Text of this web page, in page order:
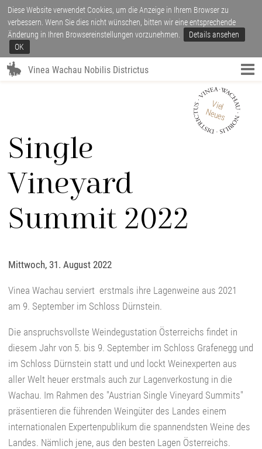
Diese Website verwendet Cookies, um die Anzeige in Ihrem Browser zu
verbessern. Wenn Sie dies nicht wünschen, bitten wir eine entsprechende
Änderung in Ihren Browsereinstellungen vorzunehmen.
Details ansehen
OK
Vinea Wachau Nobilis Districtus
Viel
Neues
Single
Vineyard
Summit 2022
Mittwoch, 31. August 2022
Vinea Wachau serviert erstmals ihre Lagenweine aus 2021
am 9. September im Schloss Dürnstein.
Die anspruchsvollste Weindegustation Österreichs findet in
diesem Jahr von 5. bis 9. September im Schloss Grafenegg und
im Schloss Dürnstein statt und und lockt Weinexperten aus
aller Welt heuer erstmals auch zur Lagenverkostung in die
Wachau. Im Rahmen des "Austrian Single Vineyard Summits"
präsentieren die führenden Weingüter des Landes einem
internationalen Expertenpublikum die spannendsten Weine des
Landes. Nämlich jene, aus den besten Lagen Österreichs.